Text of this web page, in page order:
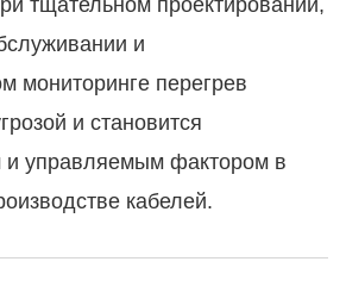
и
мониторинге перегрев
и становится
и управляемым фактором в
кабелей.